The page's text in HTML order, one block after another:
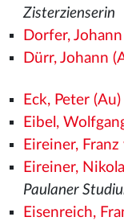
Zisterzienserin
Dorfer,
Dürr, Johann
Eck, Peter (Au)
Eibel,
Eireiner,
Eireiner,
Paulaner
Eisenreich,